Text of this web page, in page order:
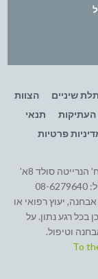
שיניים
הצוות
העתיקות
תנאי
פרטיות
© 2013 כל הזכויות שמורות לד"ר ג. ריביצקי, רח' הנרייטה סולד 8א'
יעוץ רפואי או
בכל רגע נתון. על
וטיפול.
To